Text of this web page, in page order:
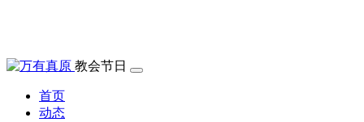
教会节日
首页
动态